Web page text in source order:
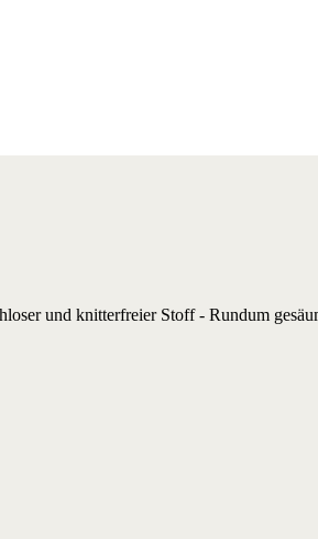
und knitterfreier Stoff - Rundum